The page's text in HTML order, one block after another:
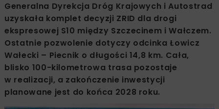
Generalna Dyrekcja Dróg Krajowych i Autostrad
uzyskała komplet decyzji ZRID dla drogi
ekspresowej S10 między Szczecinem i Wałczem.
Ostatnie pozwolenie dotyczy odcinka Łowicz
Wałecki – Piecnik o długości 14,8 km. Cała,
blisko 100-kilometrowa trasa pozostaje
w realizacji, a zakończenie inwestycji
planowane jest do końca 2028 roku.